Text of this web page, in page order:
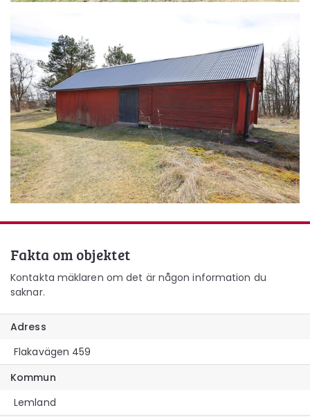
Fakta om objektet
Kontakta mäklaren om det är någon information du
saknar.
Adress
Flakavägen 459
Kommun
Lemland